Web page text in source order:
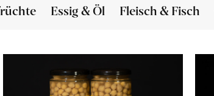
Essig & Öl Fleisch & Fisch